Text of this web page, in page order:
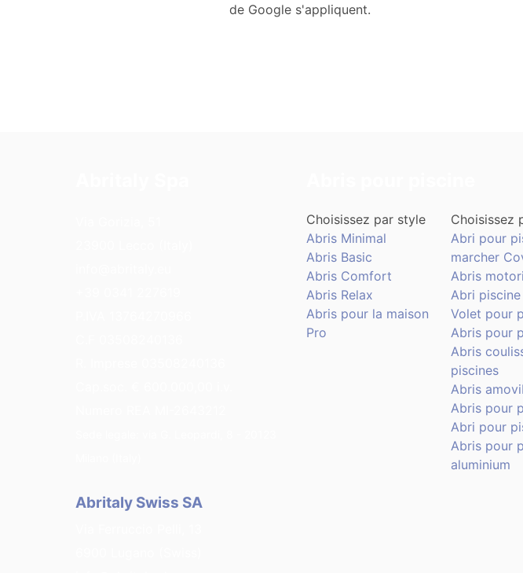
de Google s'appliquent.
Abritaly Swiss SA
Choisissez par style
Abris Minimal
Abris Basic
Abris Comfort
Abris Relax
Abris pour la maison
Pro
Choisissez
Abri pour
marcher
Abris
Abri
Volet pour
Abris pour
Abris
piscines
Abris
Abris pour
Abri pour
Abris pour
aluminium